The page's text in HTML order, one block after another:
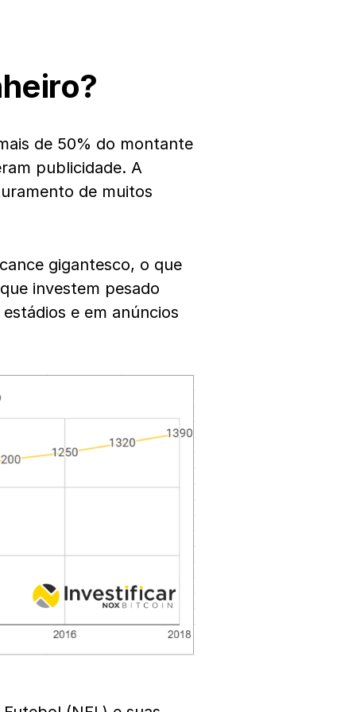
de 50% do montante
publicidade. A
de muitos
gigantesco, o que
investem pesado
e em anúncios